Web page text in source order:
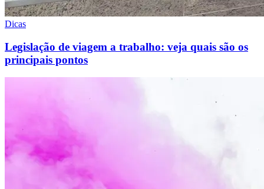
Dicas
Legislação de viagem a trabalho: veja quais são os
principais pontos